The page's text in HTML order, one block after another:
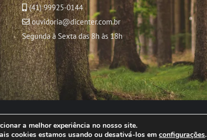
(41) 99925-0144
ouvidoria@dicenter.com.br
Segunda à Sexta das 8h às 18h
© Copyright2026 | Todos os direitos reservados
a melhor experiência no nosso site.
cookies estamos usando ou desativá-los emconfigurações.